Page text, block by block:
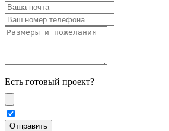
Есть готовый проект?